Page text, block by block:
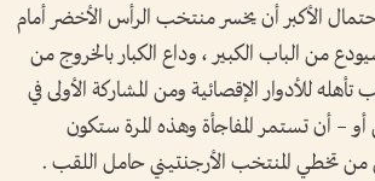
الأكبر أن يخسر منتخب الرأس الأخضر أمام
من الباب الكبير ، وداع الكبار بالخروج من
للأدوار الإقصائية ومن المشاركة الأولى في
أو – أن تستمر المفاجأة وهذه المرة ستكون
من تخطي المنتخب الأرجنتيني حامل اللقب .